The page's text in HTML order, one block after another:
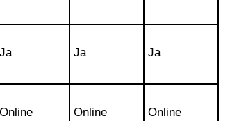
Ja Ja Ja
Online Online Online